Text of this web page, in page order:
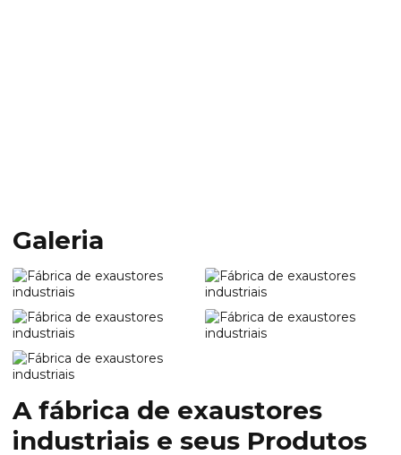
Galeria
A fábrica de exaustores
industriais e seus Produtos